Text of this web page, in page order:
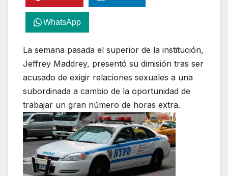
WhatsApp
La semana pasada el superior de la institución,
Jeffrey Maddrey, presentó su dimisión tras ser
acusado de exigir relaciones sexuales a una
subordinada a cambio de la oportunidad de
trabajar un gran número de horas extra.